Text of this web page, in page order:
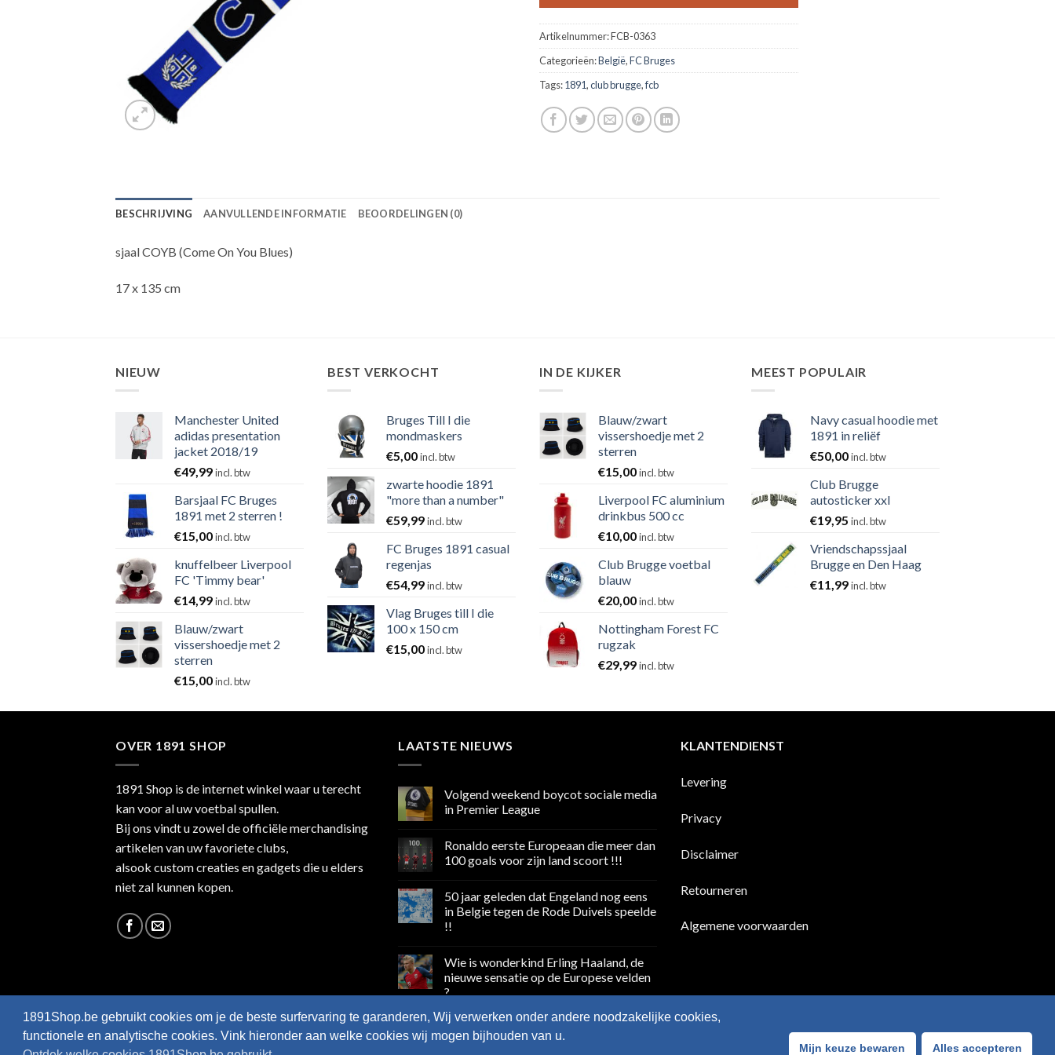
Artikelnummer:FCB-0363
Categorieën:België,FC Bruges
Tags:1891,club brugge,fcb
BESCHRIJVING AANVULLENDE INFORMATIE BEOORDELINGEN (0)
sjaal COYB (Come On You Blues)
17 x 135 cm
NIEUW
Manchester United
adidas presentation
jacket 2018/19
€49,99incl. btw
Barsjaal FC Bruges
1891 met 2 sterren !
€15,00incl. btw
knuffelbeer Liverpool
FC 'Timmy bear'
€14,99incl. btw
Blauw/zwart
vissershoedje met 2
sterren
€15,00incl. btw
BEST VERKOCHT
Bruges Till I die
mondmaskers
€5,00incl. btw
zwarte hoodie 1891
"more than a number"
€59,99incl. btw
FC Bruges 1891 casual
regenjas
€54,99incl. btw
Vlag Bruges till I die
100 x 150 cm
€15,00incl. btw
IN DE KIJKER
Blauw/zwart
vissershoedje met 2
sterren
€15,00incl. btw
Liverpool FC aluminium
drinkbus 500 cc
€10,00incl. btw
Club Brugge voetbal
blauw
€20,00incl. btw
Nottingham Forest FC
rugzak
€29,99incl. btw
MEEST POPULAIR
Navy casual hoodie met
1891 in reliëf
€50,00incl. btw
Club Brugge
autosticker xxl
€19,95 incl. btw
Vriendschapssjaal
Brugge en Den Haag
€11,99incl. btw
OVER 1891 SHOP
1891 Shop is de internet winkel waar u terecht
kan voor al uw voetbal spullen.
Bij ons vindt u zowel de officiële merchandising
artikelen van uw favoriete clubs,
alsook custom creaties en gadgets die u elders
niet zal kunnen kopen.
LAATSTE NIEUWS
Volgend weekend boycot sociale media
in Premier League
op
Volgend
weekend
media
in
Premier
League
Ronaldo eerste Europeaan die meer dan
100 goals voor zijn land scoort !!!
op
Ronaldo
eerste
Europeaan
dan
100
goals
voor
zijn
scoort
50 jaar geleden dat Engeland nog eens
in Belgie tegen de Rode Duivels speelde
!!
op
50
jaar
geleden
Engeland
nog
eens
in
Wie is wonderkind Erling Haaland, de
nieuwe sensatie op de Europese velden
?
reacties
Wie
KLANTENDIENST
Levering
Privacy
Disclaimer
Retourneren
Algemene voorwaarden
1891Shop.be gebruikt cookies om je de beste surfervaring te garanderen, Wij verwerken onder andere noodzakelijke cookies,
functionele en analytische cookies. Vink hieronder aan welke cookies wij mogen bijhouden van u.
Mijn keuze bewaren Alles accepteren